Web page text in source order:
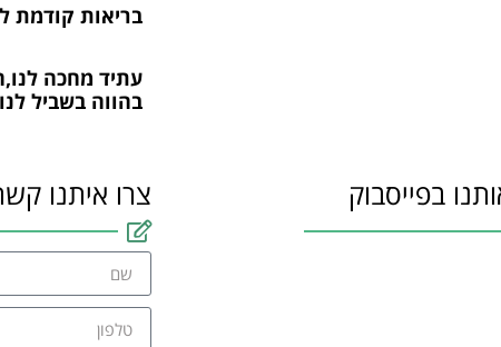
בריאות קודמת
עתיד מחכה
בהווה בשביל
בפייסבוק צרו איתנו